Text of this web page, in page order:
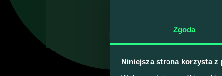
Zgoda
Niniejsza strona korzysta z
Prelegenci
Krzysztof Mędrela